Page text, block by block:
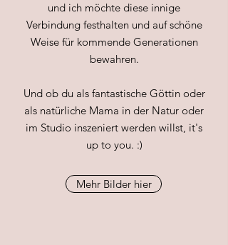
und ich möchte diese innige
Verbindung festhalten und auf schöne
Weise für kommende Generationen
bewahren.
Und ob du als fantastische Göttin oder
als natürliche Mama in der Natur oder
im Studio inszeniert werden willst, it's
up to you. :)
Mehr Bilder hier